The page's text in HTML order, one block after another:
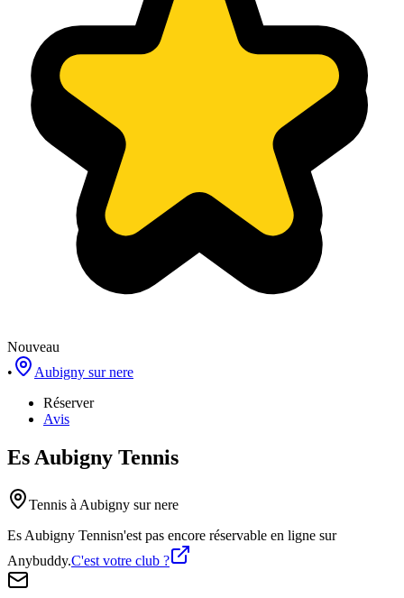
Nouveau
•
Aubigny sur nere
Réserver
Avis
Es Aubigny Tennis
Tennis à Aubigny sur nere
Es Aubigny Tennisn'est pas encore réservable en ligne sur
Anybuddy.C'est votre club ?